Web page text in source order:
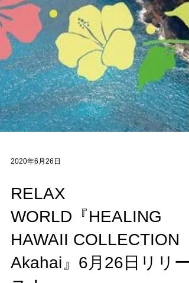
2020年6月26日
RELAX
WORLD『HEALING